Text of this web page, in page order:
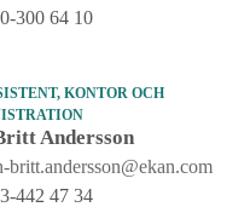
300 64 10
KONTOR OCH
Andersson
britt.andersson@ekan.com
442 47 34